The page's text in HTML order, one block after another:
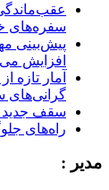
سفره‌های
پیش‌بینی
افزایش
آمار تازه
گرانی‌های
سقف جدید
راه‌های
مدیر :